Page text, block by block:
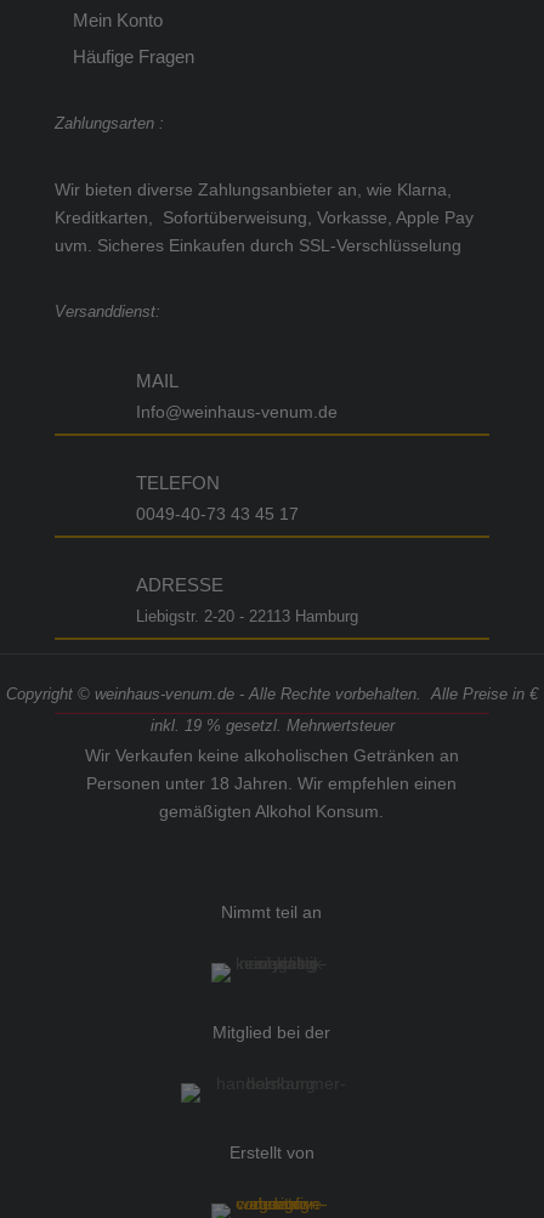
Mein Konto
Häufige Fragen
Zahlungsarten :
Wir bieten diverse Zahlungsanbieter an, wie Klarna,
Kreditkarten, Sofortüberweisung, Vorkasse, Apple Pay
uvm. Sicheres Einkaufen durch SSL-Verschlüsselung
Versanddienst:
MAIL
Info@weinhaus-venum.de
TELEFON
0049-40-73 43 45 17
ADRESSE
Liebigstr. 2-20 - 22113 Hamburg
Copyright © weinhaus-venum.de - Alle Rechte vorbehalten. Alle Preise in €
inkl. 19 % gesetzl. Mehrwertsteuer
Wir Verkaufen keine alkoholischen Getränken an
Personen unter 18 Jahren. Wir empfehlen einen
gemäßigten Alkohol Konsum.
Nimmt teil an
Mitglied bei der
Erstellt von